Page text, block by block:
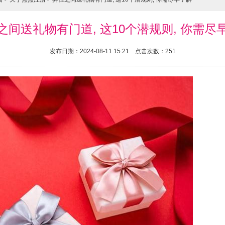
间送礼物有门道, 这10个潜规则, 你需尽
发布日期：2024-08-11 15:21 点击次数：251